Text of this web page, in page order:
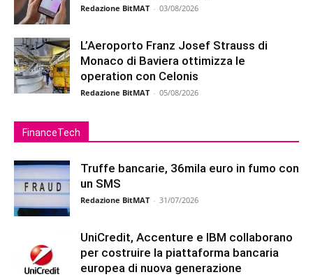
Redazione BitMAT - 03/08/2026
L’Aeroporto Franz Josef Strauss di
Monaco di Baviera ottimizza le
operation con Celonis
Redazione BitMAT - 05/08/2026
FinanceTech
Truffe bancarie, 36mila euro in fumo con
un SMS
Redazione BitMAT - 31/07/2026
UniCredit, Accenture e IBM collaborano
per costruire la piattaforma bancaria
europea di nuova generazione